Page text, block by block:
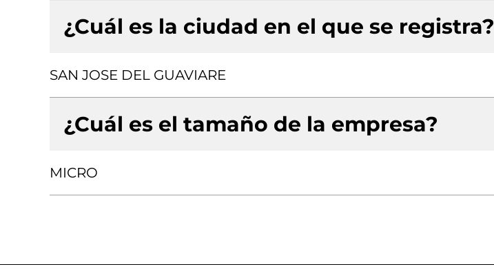
¿Cuál es la ciudad en el que se registra?
SAN JOSE DEL GUAVIARE
¿Cuál es el tamaño de la empresa?
MICRO